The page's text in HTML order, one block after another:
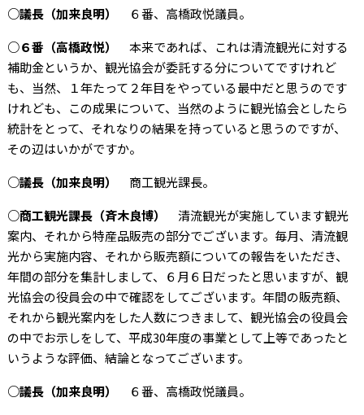
○議長（加来良明）
６番、高橋政悦議員。
○６番（高橋政悦） 本来であれば、これは清流観光に対する
補助金というか、観光協会が委託する分についてですけれど
も、当然、１年たって２年目をやっている最中だと思うのです
けれども、この成果について、当然のように観光協会としたら
統計をとって、それなりの結果を持っていると思うのですが、
その辺はいかがですか。
○議長（加来良明）
商工観光課長。
○商工観光課長（斉木良博）
清流観光が実施しています観光
案内、それから特産品販売の部分でございます。毎月、清流観
光から実施内容、それから販売額についての報告をいただき、
年間の部分を集計しまして、６月６日だったと思いますが、観
光協会の役員会の中で確認をしてございます。年間の販売額、
それから観光案内をした人数につきまして、観光協会の役員会
の中でお示しをして、平成30年度の事業として上等であったと
いうような評価、結論となってございます。
○議長（加来良明）
６番、高橋政悦議員。